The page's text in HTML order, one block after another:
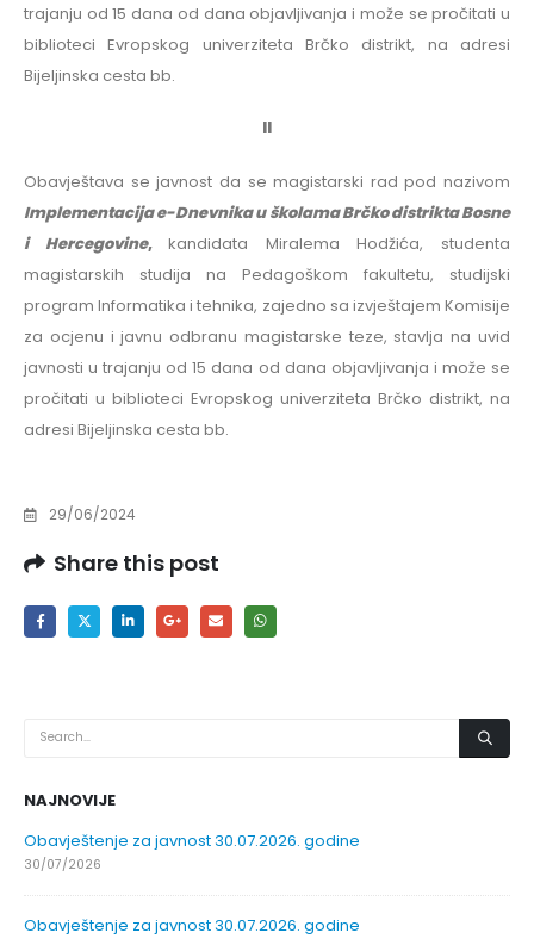
trajanju od 15 dana od dana objavljivanja i može se pročitati u
biblioteci Evropskog univerziteta Brčko distrikt, na adresi
Bijeljinska cesta bb.
II
Obavještava se javnost da se magistarski rad pod nazivom
Implementacija e-Dnevnika u školama Brčko distrikta Bosne
i Hercegovine,kandidata Miralema Hodžića, studenta
magistarskih studija na Pedagoškom fakultetu, studijski
program Informatika i tehnika, zajedno sa izvještajem Komisije
za ocjenu i javnu odbranu magistarske teze, stavlja na uvid
javnosti u trajanju od 15 dana od dana objavljivanja i može se
pročitati u biblioteci Evropskog univerziteta Brčko distrikt, na
adresi Bijeljinska cesta bb.
29/06/2024
Share this post
NAJNOVIJE
Obavještenje za javnost 30.07.2026. godine
30/07/2026
Obavještenje za javnost 30.07.2026. godine